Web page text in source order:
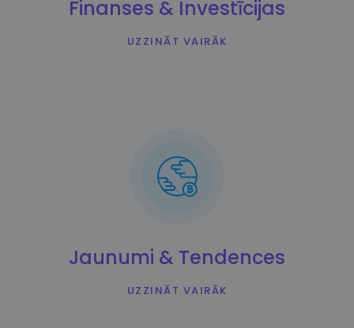
Finanses & Investīcijas
UZZINĀT VAIRĀK
Jaunumi & Tendences
UZZINĀT VAIRĀK